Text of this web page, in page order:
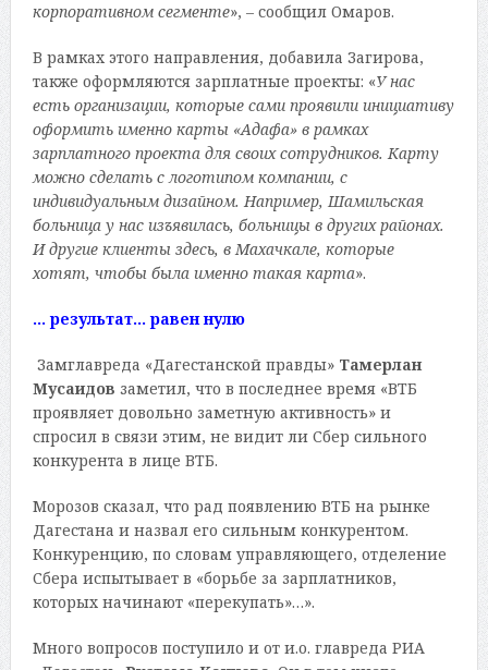
корпоративном сегменте», – сообщил Омаров.
В рамках этого направления, добавила Загирова,
также оформляются зарплатные проекты: «У нас
есть организации, которые сами проявили инициативу
оформить именно карты «Адафа» в рамках
зарплатного проекта для своих сотрудников. Карту
можно сделать с логотипом компании, с
индивидуальным дизайном. Например, Шамильская
больница у нас изъявилась, больницы в других районах.
И другие клиенты здесь, в Махачкале, которые
хотят, чтобы была именно такая карта».
… результат… равен нулю
Замглавреда «Дагестанской правды» Тамерлан
Мусаидов заметил, что в последнее время «ВТБ
проявляет довольно заметную активность» и
спросил в связи этим, не видит ли Сбер сильного
конкурента в лице ВТБ.
Морозов сказал, что рад появлению ВТБ на рынке
Дагестана и назвал его сильным конкурентом.
Конкуренцию, по словам управляющего, отделение
Сбера испытывает в «борьбе за зарплатников,
которых начинают «перекупать»…».
Много вопросов поступило и от и.о. главреда РИА